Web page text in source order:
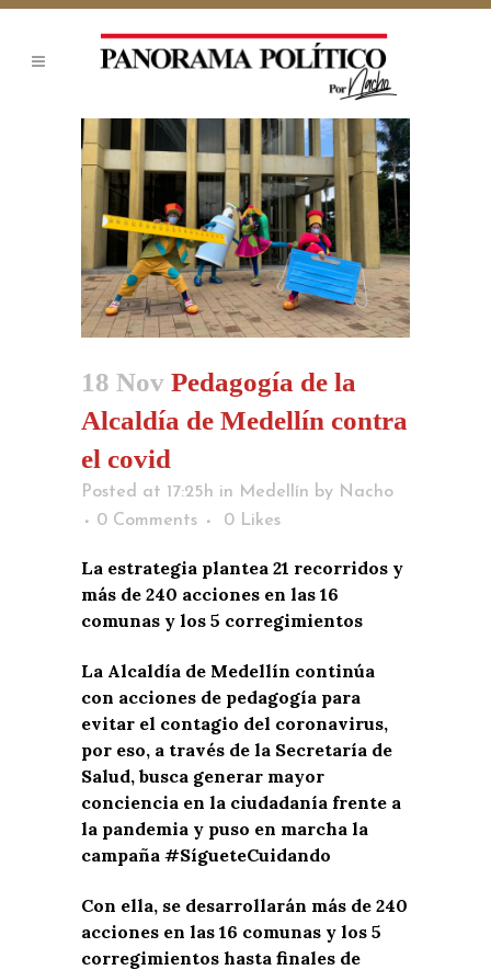
18 Nov Pedagogía de la
Alcaldía de Medellín contra
el covid
Posted at 17:25h in Medellín by Nacho
0 Comments
0 Likes
La estrategia plantea 21 recorridos y
más de 240 acciones en las 16
comunas y los 5 corregimientos
La Alcaldía de Medellín continúa
con acciones de pedagogía para
evitar el contagio del coronavirus,
por eso, a través de la Secretaría de
Salud, busca generar mayor
conciencia en la ciudadanía frente a
la pandemia y puso en marcha la
campaña #SígueteCuidando
Con ella, se desarrollarán más de 240
acciones en las 16 comunas y los 5
corregimientos hasta finales de